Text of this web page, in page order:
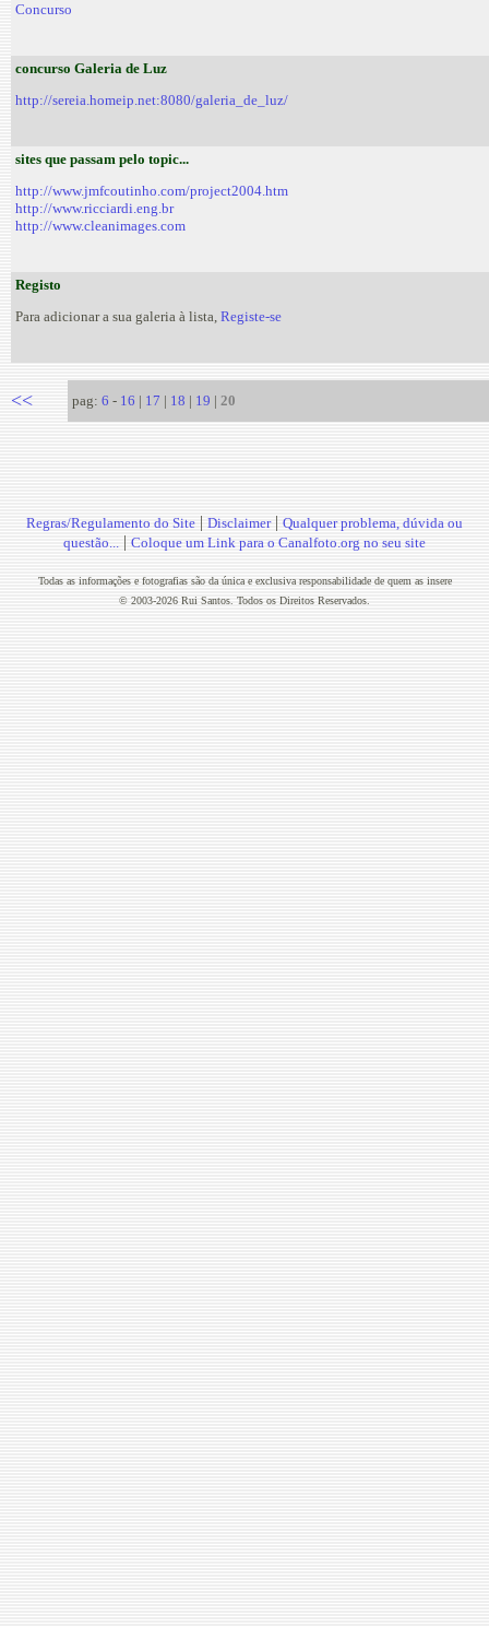
Concurso
concurso Galeria de Luz
http://sereia.homeip.net:8080/galeria_de_luz/
sites que passam pelo topic...
http://www.jmfcoutinho.com/project2004.htm
http://www.ricciardi.eng.br
http://www.cleanimages.com
Registo
Para adicionar a sua galeria à lista, Registe-se
<< pag: 6 - 16 | 17 | 18 | 19 | 20
Regras/Regulamento do Site | Disclaimer| Qualquer problema, dúvida ou
questão... | Coloque um Link para o Canalfoto.org no seu site
Todas as informações e fotografias são da única e exclusiva responsabilidade de quem as insere
© 2003-2026 Rui Santos. Todos os Direitos Reservados.